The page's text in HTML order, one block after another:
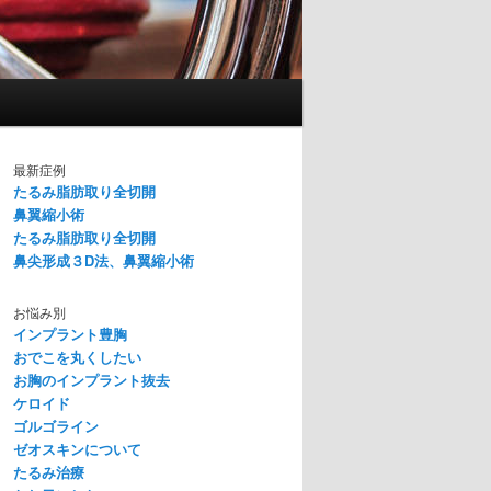
最新症例
たるみ脂肪取り全切開
鼻翼縮小術
たるみ脂肪取り全切開
鼻尖形成３D法、鼻翼縮小術
お悩み別
インプラント豊胸
おでこを丸くしたい
お胸のインプラント抜去
ケロイド
ゴルゴライン
ゼオスキンについて
たるみ治療